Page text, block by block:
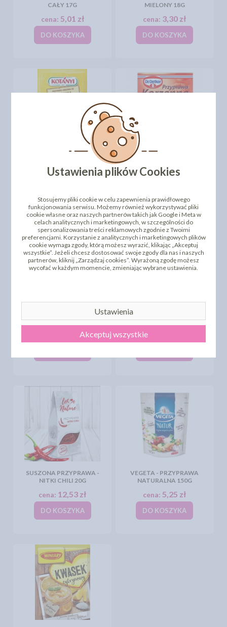
CAŁY 17G
cena: 5,01 zł
DO KOSZYKA
MIELONY 18G
cena: 3,30 zł
DO KOSZYKA
PRZYPRAWA KORZENNA
cena: 3,87 zł
PRZYPRAWA KORZENNA
cena:3,25 zł
GWIAŹDZISTY 15G
3,65 zł
SOS CUMBERLAND 200G
cena:
SUSZONA PRZYPRAWA -
NITKI CHILI 20G
cena: 12,53 zł
DO KOSZYKA
VEGETA - PRZYPRAWA
NATURALNA 150G
cena:5,25 zł
DO KOSZYKA
Ustawienia plików Cookies
Stosujemy pliki cookie w celu zapewnienia prawidłowego
funkcjonowania serwisu. Możemy również wykorzystywać pliki
cookie własne oraz naszych partnerów takich jak Google i Meta w
celach analitycznych i marketingowych, w szczególności do
spersonalizowania treści reklamowych zgodnie z Twoimi
preferencjami. Korzystanie z analitycznych i marketingowych plików
cookie wymaga zgody, którą możesz wyrazić, klikając „Akceptuj
wszystkie”. Jeżeli chcesz dostosować swoje zgody dla nas i naszych
partnerów, kliknij „Zarządzaj cookies”. Wyrażoną zgodę możesz
wycofać w każdym momencie, zmieniając wybrane ustawienia.
Ustawienia
Akceptuj wszystkie